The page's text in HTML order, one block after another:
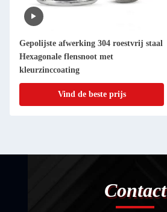
Zwarte oxide afwerking DIN985 Nylon
zeshoekige anti-glij-zelfvergrendelende
moer
Vind de beste prijs
Contact